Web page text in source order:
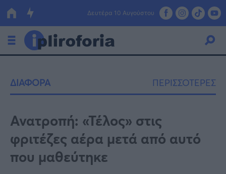
Δευτέρα 10 Αυγούστου
Οικονομία
Πολιτική
Τράπεζες
Επιδοτήσεις
Κόσμος
ΔΙΑΦΟΡΑ ΠΕΡΙΣΣΟΤΕΡΕΣ
Ανατροπή: «Τέλος» στις
φριτέζες αέρα μετά από αυτό
που μαθεύτηκε